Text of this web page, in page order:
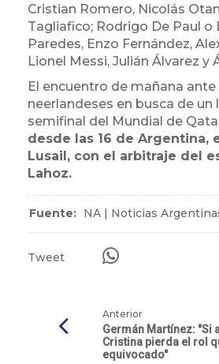
Cristian Romero, Nicolás
Tagliafico; Rodrigo De Paul o
Paredes, Enzo Fernández,
Lionel Messi, Julián Álvarez y
El encuentro de mañana ante
neerlandeses en busca de un
semifinal del Mundial de
desde las 16 de Argentina,
Lusail, con el arbitraje del
Lahoz.
Fuente: NA | Noticias
Tweet
Anterior
Germán Martínez: "Si
Cristina pierda el rol
equivocado"